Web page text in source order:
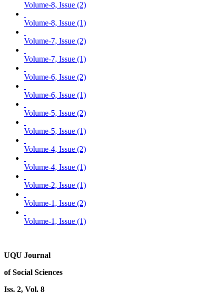
Volume-8, Issue (2)
Volume-8, Issue (1)
Volume-7, Issue (2)
Volume-7, Issue (1)
Volume-6, Issue (2)
Volume-6, Issue (1)
Volume-5, Issue (2)
Volume-5, Issue (1)
Volume-4, Issue (2)
Volume-4, Issue (1)
Volume-2, Issue (1)
Volume-1, Issue (2)
Volume-1, Issue (1)
UQU Journal
of Social Sciences
Iss. 2, Vol. 8